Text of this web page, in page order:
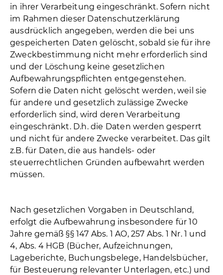
in ihrer Verarbeitung eingeschränkt. Sofern nicht
im Rahmen dieser Datenschutzerklärung
ausdrücklich angegeben, werden die bei uns
gespeicherten Daten gelöscht, sobald sie für ihre
Zweckbestimmung nicht mehr erforderlich sind
und der Löschung keine gesetzlichen
Aufbewahrungspflichten entgegenstehen.
Sofern die Daten nicht gelöscht werden, weil sie
für andere und gesetzlich zulässige Zwecke
erforderlich sind, wird deren Verarbeitung
eingeschränkt. D.h. die Daten werden gesperrt
und nicht für andere Zwecke verarbeitet. Das gilt
z.B. für Daten, die aus handels- oder
steuerrechtlichen Gründen aufbewahrt werden
müssen.
Nach gesetzlichen Vorgaben in Deutschland,
erfolgt die Aufbewahrung insbesondere für 10
Jahre gemäß §§ 147 Abs. 1 AO, 257 Abs. 1 Nr. 1 und
4, Abs. 4 HGB (Bücher, Aufzeichnungen,
Lageberichte, Buchungsbelege, Handelsbücher,
für Besteuerung relevanter Unterlagen, etc.) und